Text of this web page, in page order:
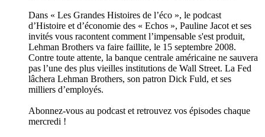
Dans « Les Grandes Histoires de l’éco », le podcast
d’Histoire et d’économie des « Echos », Pauline Jacot et ses
invités vous racontent comment l’impensable s'est produit,
Lehman Brothers va faire faillite, le 15 septembre 2008.
Contre toute attente, la banque centrale américaine ne sauvera
pas l’une des plus vieilles institutions de Wall Street. La Fed
lâchera Lehman Brothers, son patron Dick Fuld, et ses
milliers d’employés.
Abonnez-vous au podcast et retrouvez vos épisodes chaque
mercredi !